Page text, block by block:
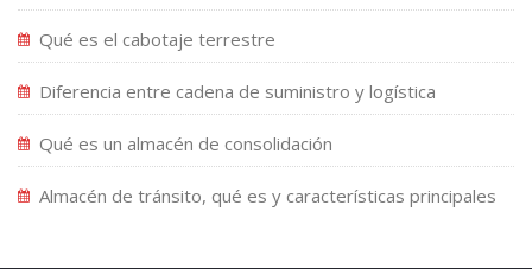
Qué es el cabotaje terrestre
Diferencia entre cadena de suministro y logística
Qué es un almacén de consolidación
Almacén de tránsito, qué es y características principales